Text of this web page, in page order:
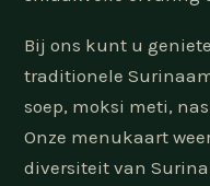
Bij ons kunt u
traditionele
soep, moksi meti,
Onze menukaart
diversiteit van